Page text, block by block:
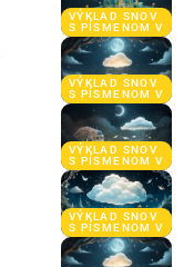
VÝKLAD SNOV
S PÍSMENOM V
VÝKLAD SNOV
S PÍSMENOM V
VÝKLAD SNOV
S PÍSMENOM V
VÝKLAD SNOV
S PÍSMENOM V